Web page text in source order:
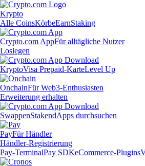
Krypto
Alle CoinsKörbeEarnStaking
Crypto.com AppFür alltägliche Nutzer
Loslegen
KryptoVisa Prepaid-KarteLevel Up
OnchainFür Web3-Enthusiasten
Erweiterung erhalten
SwappenStakendApps durchsuchen
PayFür Händler
Händler-Registrierung
Pay-TerminalPay SDKeCommerce-Plugins